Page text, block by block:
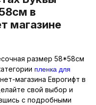
в
магазине
размер 58*58см
пленка для
магазина Еврогифт в
свой выбор и
с подробными